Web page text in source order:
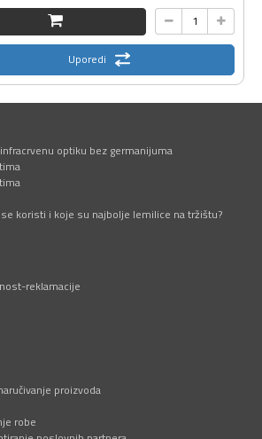
Uporedi
optiku bez germanijuma
koristi i koje su najbolje lemilice na tržištu?
reklamacije
proizvoda
robe